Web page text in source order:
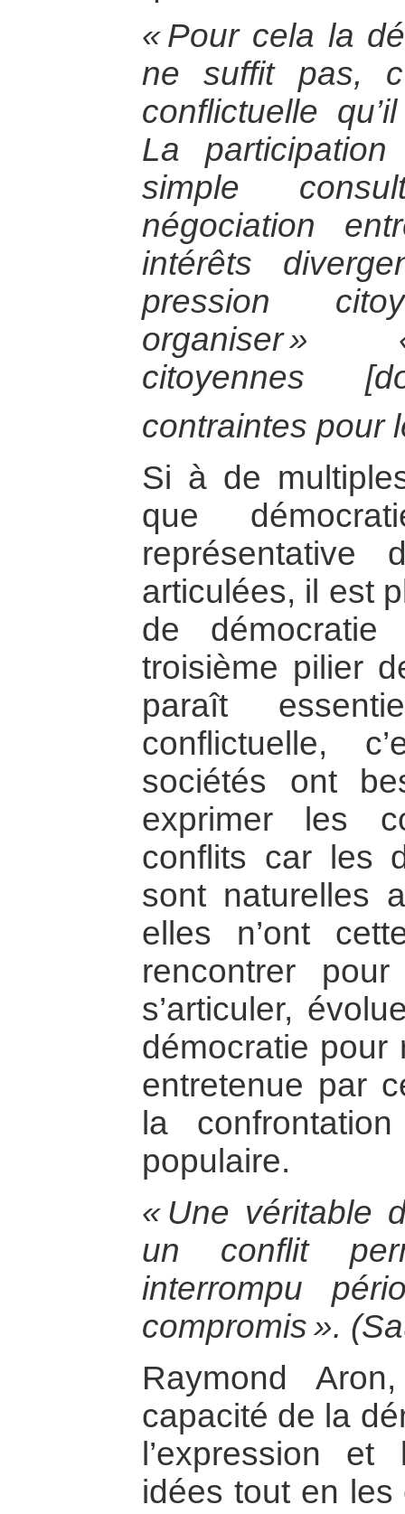
« Pour cela la
ne suffit pas,
conflictuelle
La
simple
négociation
intérêts
pression
organiser »
citoyennes
contraintes pour
Si à de
que
représentative
articulées, il est
de
troisième pilier
paraît
conflictuelle,
sociétés ont
exprimer les
conflits car les
sont naturelles
elles n’ont
rencontrer
s’articuler,
démocratie pour
entretenue par
la
populaire.
« Une véritable
un conflit
interrompu
compromis ».
Raymond
capacité de la
l’expression
idées tout en